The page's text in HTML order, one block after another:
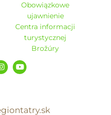
Obowiązkowe
ujawnienie
Centra informacji
turystycznej
Brožúry